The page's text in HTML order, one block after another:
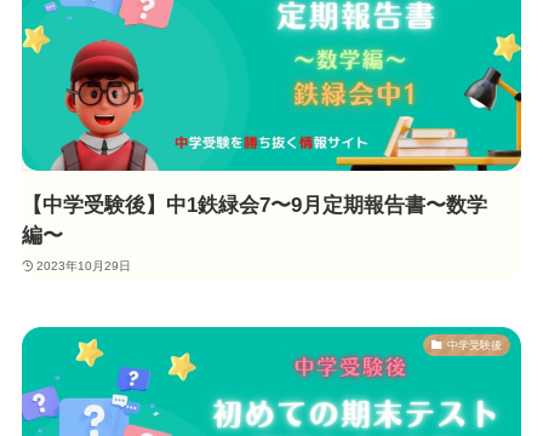
【中学受験後】中1鉄緑会7〜9月定期報告書〜数学
編〜
2023年10月29日
中学受験後